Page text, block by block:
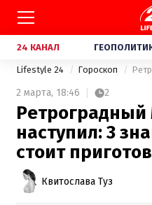
24 КАНАЛ
Lifestyle 24 Гороскоп
2 марта, 18:46 2
наступил: 3
стоит
Квитослава Туз